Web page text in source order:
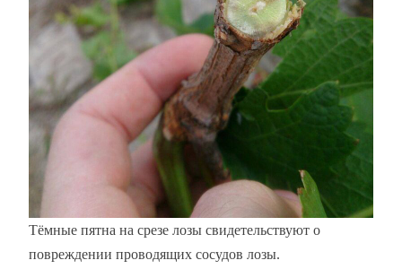
Тёмные пятна на срезе лозы свидетельствуют о
повреждении проводящих сосудов лозы.